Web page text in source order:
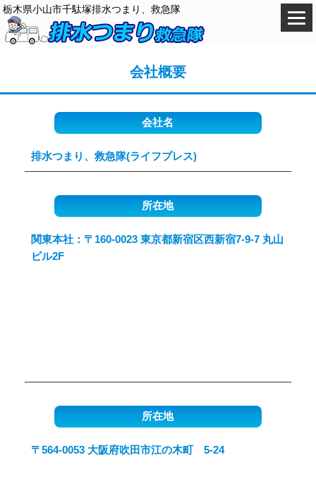
栃木県小山市千駄塚排水つまり、救急隊
会社概要
会社名
排水つまり、救急隊(ライフプレス)
所在地
関東本社：〒160-0023 東京都新宿区西新宿7-9-7 丸山
ビル2F
所在地
〒564-0053 大阪府吹田市江の木町 5-24